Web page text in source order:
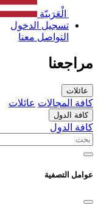
الْعَرَبيّة
تسجيل الدخول
التواصل معنا
مراجعنا
عائلات
كافة المجالات عائلات
كافة الدول
كافة الدول
عوامل التصفية